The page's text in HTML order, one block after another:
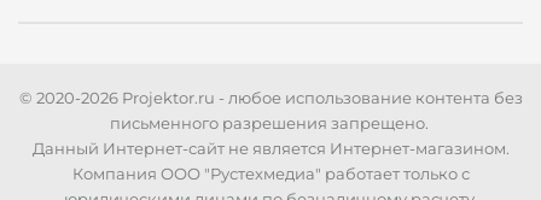
© 2020-2026 Projektor.ru - любое использование контента без
письменного разрешения запрещено.
Данный Интернет-сайт не является Интернет-магазином.
Компания ООО "Рустехмедиа" работает только с